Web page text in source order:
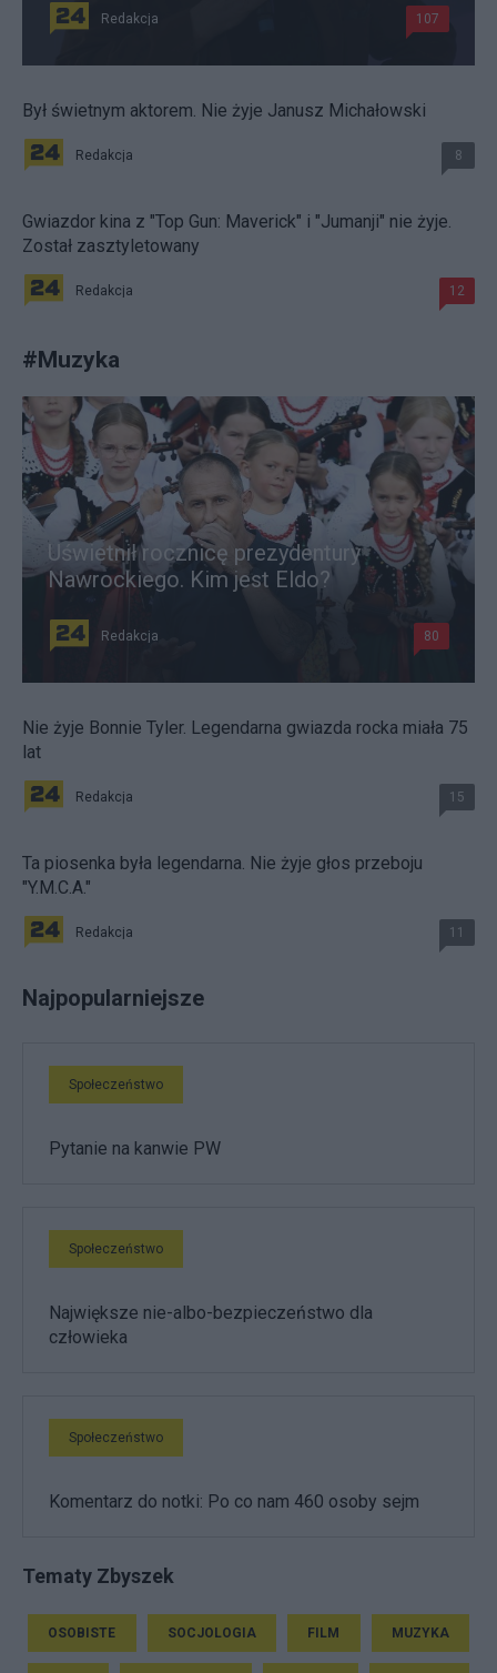
Redakcja 107
Był świetnym aktorem. Nie żyje Janusz Michałowski
Redakcja 8
Gwiazdor kina z "Top Gun: Maverick" i "Jumanji" nie żyje.
Został zasztyletowany
Redakcja 12
#Muzyka
Uświetnił rocznicę prezydentury
Nawrockiego. Kim jest Eldo?
Redakcja 80
Nie żyje Bonnie Tyler. Legendarna gwiazda rocka miała 75
lat
Redakcja 15
Ta piosenka była legendarna. Nie żyje głos przeboju
"Y.M.C.A."
Redakcja 11
Najpopularniejsze
Społeczeństwo
Pytanie na kanwie PW
Społeczeństwo
Największe nie-albo-bezpieczeństwo dla
człowieka
Społeczeństwo
Komentarz do notki: Po co nam 460 osoby sejm
Tematy Zbyszek
OSOBISTE SOCJOLOGIA FILM MUZYKA